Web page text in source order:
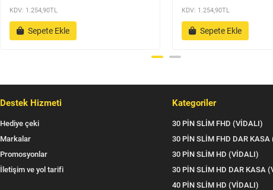
KDV: 1.254,90TL
Sepete Ekle
KDV: 1.254,90TL
Sepete Ekle
Destek Hizmeti
Hediye çeki
Markalar
Promosyonlar
İletişim ve yol tarifi
Kategoriler
30 PİN SLİM FHD (VİDALI)
30 PİN SLİM FHD DAR
30 PİN SLİM HD (VİDALI)
30 PİN SLİM HD DAR KASA
40 PİN SLİM HD (VİDALI)